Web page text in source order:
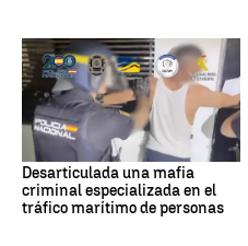
Desarticulada una mafia
criminal especializada en el
tráfico marítimo de personas